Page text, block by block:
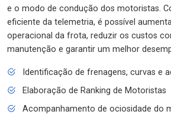
e o modo de condução dos motoristas.
eficiente da telemetria, é possível
operacional da frota, reduzir os custos
manutenção e garantir um melhor
Identificação de frenagens, curvas e
Elaboração de Ranking de Motoristas
Acompanhamento de ociosidade do